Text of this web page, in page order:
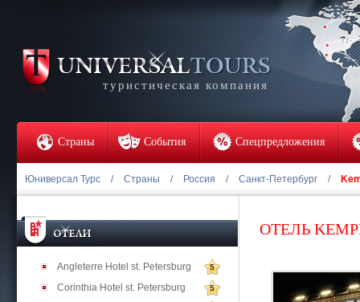
туристическая компания
Страны События Спецпредложения
Юниверсал Турс / Страны / Россия / Санкт-Петербург /
Angleterre Hotel st. Petersburg 5
Corinthia Hotel st. Petersburg 5
ОТЕЛЬ